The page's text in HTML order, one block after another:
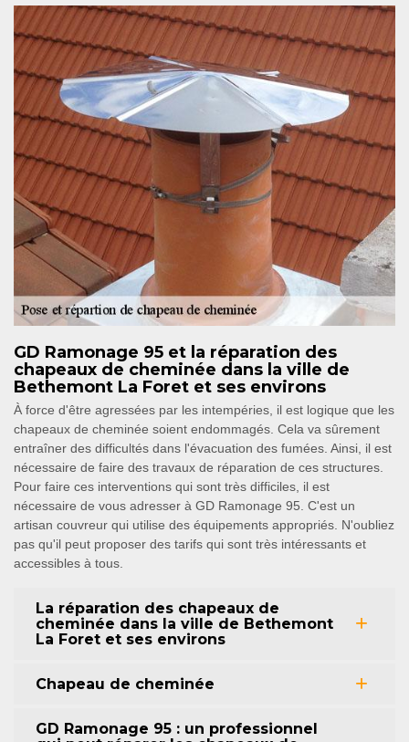
GD Ramonage 95 et la réparation des
chapeaux de cheminée dans la ville de
Bethemont La Foret et ses environs
À force d'être agressées par les intempéries, il est logique que les
chapeaux de cheminée soient endommagés. Cela va sûrement
entraîner des difficultés dans l'évacuation des fumées. Ainsi, il est
nécessaire de faire des travaux de réparation de ces structures.
Pour faire ces interventions qui sont très difficiles, il est
nécessaire de vous adresser à GD Ramonage 95. C'est un
artisan couvreur qui utilise des équipements appropriés. N'oubliez
pas qu'il peut proposer des tarifs qui sont très intéressants et
accessibles à tous.
La réparation des chapeaux de
cheminée dans la ville de Bethemont
La Foret et ses environs
Chapeau de cheminée
GD Ramonage 95 : un professionnel